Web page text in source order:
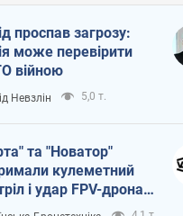
проспав загрозу:
може перевірити
війною
Невзлін 5,0 т.
та "Новатор"
кулеметний
і удар FPV-дрона,
життя